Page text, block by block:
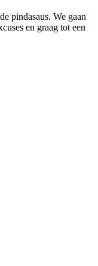
pindasaus. We gaan
en graag tot een